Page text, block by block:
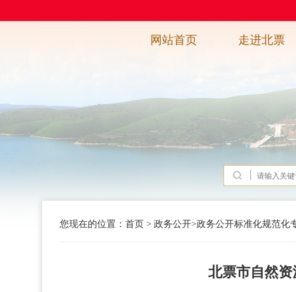
网站首页 走进北票
您现在的位置： 首页 > 政务公开>政务公开标准化规范化
北票市自然资